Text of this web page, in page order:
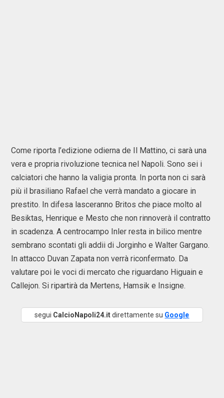
Come riporta l’edizione odierna de Il Mattino, ci sarà una
vera e propria rivoluzione tecnica nel Napoli. Sono sei i
calciatori che hanno la valigia pronta. In porta non ci sarà
più il brasiliano Rafael che verrà mandato a giocare in
prestito. In difesa lasceranno Britos che piace molto al
Besiktas, Henrique e Mesto che non rinnoverà il contratto
in scadenza. A centrocampo Inler resta in bilico mentre
sembrano scontati gli addii di Jorginho e Walter Gargano.
In attacco Duvan Zapata non verrà riconfermato. Da
valutare poi le voci di mercato che riguardano Higuain e
Callejon. Si ripartirà da Mertens, Hamsik e Insigne.
segui CalcioNapoli24.itdirettamente su Google